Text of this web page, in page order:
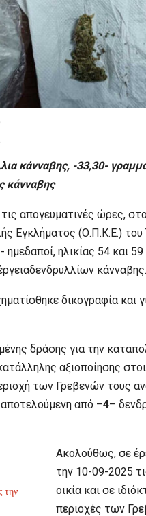
κάνναβης, -33,30-
κάνναβης
απογευματινές ώρες,
Εγκλήματος (Ο.Π.Κ.Ε.) του
ημεδαποί, ηλικίας 54 και
κάνναβης.
δικογραφία και
δράσης για την
αξιοποίησης
των Γρεβενών τους
αποτελούμενη από –4–
την
Ακολούθως, σε
την 10-09-2025
οικία και σε
περιοχές των